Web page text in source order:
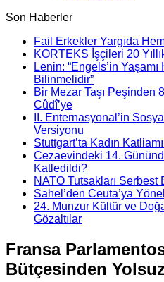
Son Haberler
Fail Erkekler Yargıda
KORTEKS İşçileri 20
Lenin: “Engels’in Yaşamı
Bilinmelidir”
Bir Mezar Taşı Peşinden
Cûdî’ye
II. Enternasyonal’in
Versiyonu
Stuttgart’ta Kadın
Cezaevindeki 14.
Katledildi?
NATO Tutsakları Serbest
Sahel’den Ceuta’ya
24. Munzur Kültür ve
Gözaltılar
Fransa
Bütçesinden